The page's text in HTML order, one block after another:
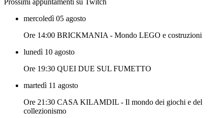
mercoledì 05 agosto
Ore 14:00 BRICKMANIA - Mondo LEGO e costruzioni
lunedì 10 agosto
Ore 19:30 QUEI DUE SUL FUMETTO
martedì 11 agosto
Ore 21:30 CASA KILAMDIL - Il mondo dei giochi e del
collezionismo